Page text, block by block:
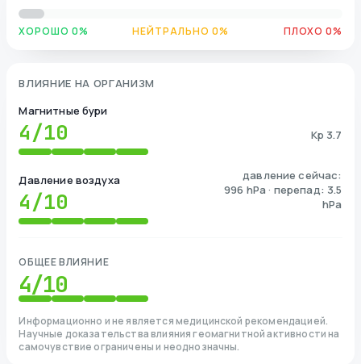
ХОРОШО 0% НЕЙТРАЛЬНО 0% ПЛОХО 0%
ВЛИЯНИЕ НА ОРГАНИЗМ
Магнитные бури
4/10 Kp 3.7
Давление воздуха
4/10
давление сейчас:
996 hPa · перепад: 3.5
hPa
ОБЩЕЕ ВЛИЯНИЕ
4/10
Информационно и не является медицинской рекомендацией.
Научные доказательства влияния геомагнитной активности на
самочувствие ограничены и неоднозначны.